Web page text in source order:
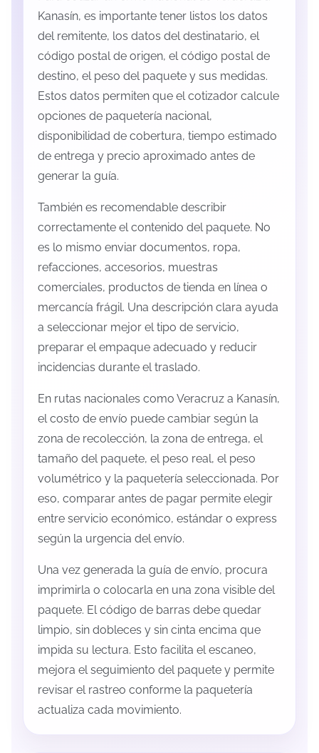
Kanasín, es importante tener listos los datos
del remitente, los datos del destinatario, el
código postal de origen, el código postal de
destino, el peso del paquete y sus medidas.
Estos datos permiten que el cotizador calcule
opciones de paquetería nacional,
disponibilidad de cobertura, tiempo estimado
de entrega y precio aproximado antes de
generar la guía.
También es recomendable describir
correctamente el contenido del paquete. No
es lo mismo enviar documentos, ropa,
refacciones, accesorios, muestras
comerciales, productos de tienda en línea o
mercancía frágil. Una descripción clara ayuda
a seleccionar mejor el tipo de servicio,
preparar el empaque adecuado y reducir
incidencias durante el traslado.
En rutas nacionales como Veracruz a Kanasín,
el costo de envío puede cambiar según la
zona de recolección, la zona de entrega, el
tamaño del paquete, el peso real, el peso
volumétrico y la paquetería seleccionada. Por
eso, comparar antes de pagar permite elegir
entre servicio económico, estándar o express
según la urgencia del envío.
Una vez generada la guía de envío, procura
imprimirla o colocarla en una zona visible del
paquete. El código de barras debe quedar
limpio, sin dobleces y sin cinta encima que
impida su lectura. Esto facilita el escaneo,
mejora el seguimiento del paquete y permite
revisar el rastreo conforme la paquetería
actualiza cada movimiento.